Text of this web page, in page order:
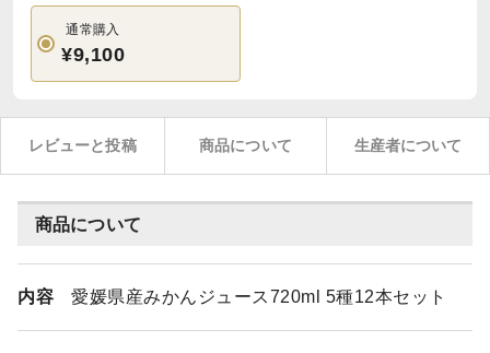
通常購入
¥9,100
レビューと投稿 商品について 生産者について
商品について
内容 愛媛県産みかんジュース720ml 5種12本セット